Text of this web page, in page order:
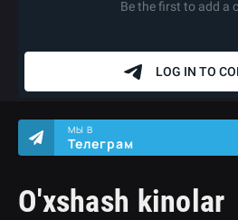
O'xshash kinolar
МЫ В
Телеграм